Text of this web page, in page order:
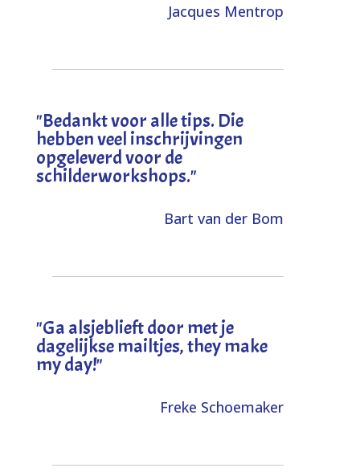
Jacques Mentrop
"Bedankt voor alle tips. Die
hebben veel inschrijvingen
opgeleverd voor de
schilderworkshops."
Bart van der Bom
"Ga alsjeblieft door met je
dagelijkse mailtjes, they make
my day!"
Freke Schoemaker